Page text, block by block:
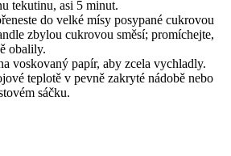
tekutinu, asi 5 minut.
do velké mísy posypané cukrovou
zbylou cukrovou směsí; promíchejte,
obalily.
voskovaný papír, aby zcela vychladly.
teplotě v pevně zakryté nádobě nebo
sáčku.